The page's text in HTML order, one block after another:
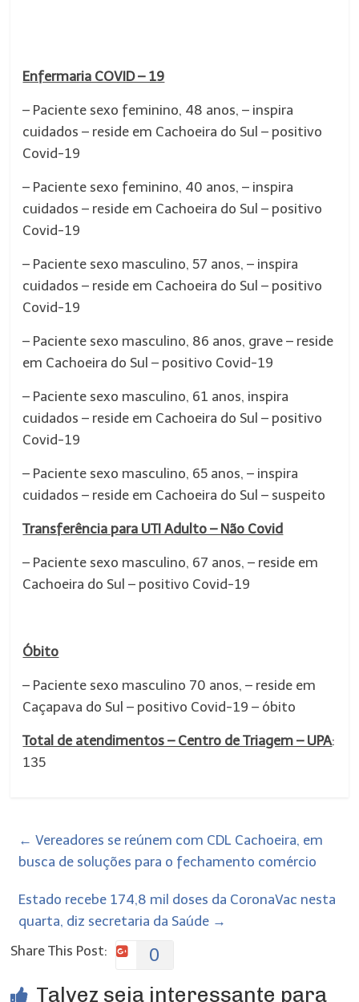
Enfermaria COVID – 19
– Paciente sexo feminino, 48 anos, – inspira
cuidados – reside em Cachoeira do Sul – positivo
Covid-19
– Paciente sexo feminino, 40 anos, – inspira
cuidados – reside em Cachoeira do Sul – positivo
Covid-19
– Paciente sexo masculino, 57 anos, – inspira
cuidados – reside em Cachoeira do Sul – positivo
Covid-19
– Paciente sexo masculino, 86 anos, grave – reside
em Cachoeira do Sul – positivo Covid-19
– Paciente sexo masculino, 61 anos, inspira
cuidados – reside em Cachoeira do Sul – positivo
Covid-19
– Paciente sexo masculino, 65 anos, – inspira
cuidados – reside em Cachoeira do Sul – suspeito
Transferência para UTI Adulto – Não Covid
– Paciente sexo masculino, 67 anos, – reside em
Cachoeira do Sul – positivo Covid-19
Óbito
– Paciente sexo masculino 70 anos, – reside em
Caçapava do Sul – positivo Covid-19 – óbito
Total de atendimentos – Centro de Triagem – UPA:
135
← Vereadores se reúnem com CDL Cachoeira, em
busca de soluções para o fechamento comércio
Estado recebe 174,8 mil doses da CoronaVac nesta
quarta, diz secretaria da Saúde →
Share This Post:
0
Talvez seja interessante para